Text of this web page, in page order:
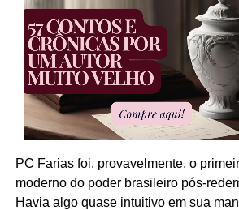
PC Farias foi, provavelmente, o
moderno do poder brasileiro pós-
Havia algo quase intuitivo em sua